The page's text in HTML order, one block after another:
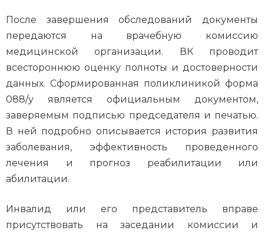
После завершения обследований документы
передаются на врачебную комиссию
медицинской организации. ВК проводит
всестороннюю оценку полноты и достоверности
данных. Сформированная поликлиникой форма
088/у является официальным документом,
заверяемым подписью председателя и печатью.
В ней подробно описывается история развития
заболевания, эффективность проведенного
лечения и прогноз реабилитации или
абилитации.
Инвалид или его представитель вправе
присутствовать на заседании комиссии и